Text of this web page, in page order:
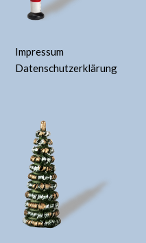
Impressum
Datenschutzerklärung